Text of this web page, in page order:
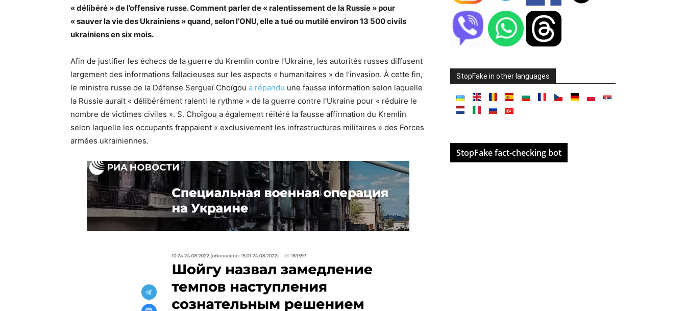
« délibéré » de l’offensive russe.Comment parler de «ralentissement dela Russie » pour
« sauver la vie des Ukrainiens »quand,selon l’ONU,ellea tué ou mutiléenviron13 500 civils
ukrainiens en six mois.
Afin de justifier les échecs de la guerre du Kremlin contre l’Ukraine, les autorités russes diffusent
largement des informations fallacieuses sur les aspects « humanitaires » de l’invasion. À cette fin,
le ministre russe de la Défense Sergueï Choïgou a répandu une fausse information selon laquelle
la Russie aurait « délibérément ralenti le rythme » de la guerre contre l’Ukraine pour « réduire le
nombre de victimes civiles ». S. Choïgou a également réitéré la fausse affirmation du Kremlin
selon laquelle les occupants frappaient « exclusivement les infrastructures militaires » des Forces
armées ukrainiennes.
StopFake in other languages
StopFake fact-checking bot